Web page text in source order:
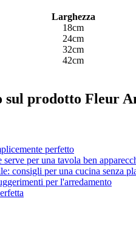
Larghezza
18cm
24cm
32cm
42cm
sul prodotto Fleur
perfetto
per una tavola ben
consigli per una cucina senza
per l'arredamento